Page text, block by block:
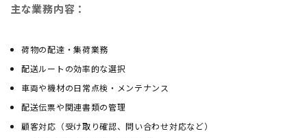
主な業務内容：
荷物の配達・集荷業務
配送ルートの効率的な選択
車両や機材の日常点検・メンテナンス
配送伝票や関連書類の管理
顧客対応（受け取り確認、問い合わせ対応など）